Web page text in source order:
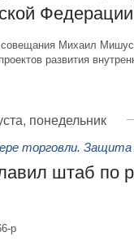
Федерации
Михаил
развития
понедельник
торговли.
штаб по
р